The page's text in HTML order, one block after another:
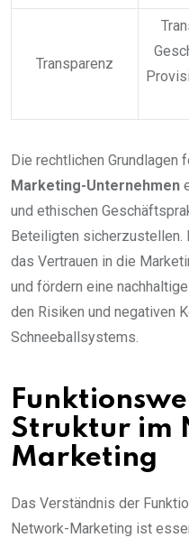
Transparenz
Die rechtlichen Grundlagen
Marketing-Unternehmen
und ethischen
Beteiligten sicherzustellen.
das Vertrauen in die
und fördern eine
den Risiken und negativen
Schneeballsystems.
Struktur im
Marketing
Das Verständnis der
Network-Marketing ist